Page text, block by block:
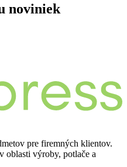
noviniek
pre firemných klientov.
oblasti výroby, potlače a